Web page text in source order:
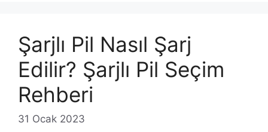
Şarjlı Pil Nasıl Şarj
Edilir? Şarjlı Pil Seçim
Rehberi
31 Ocak 2023